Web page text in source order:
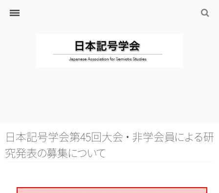
ホーム
学会の沿革
学会の出版物
日本記号学会第45回大会・ 非学会員による研
究発表の募集について